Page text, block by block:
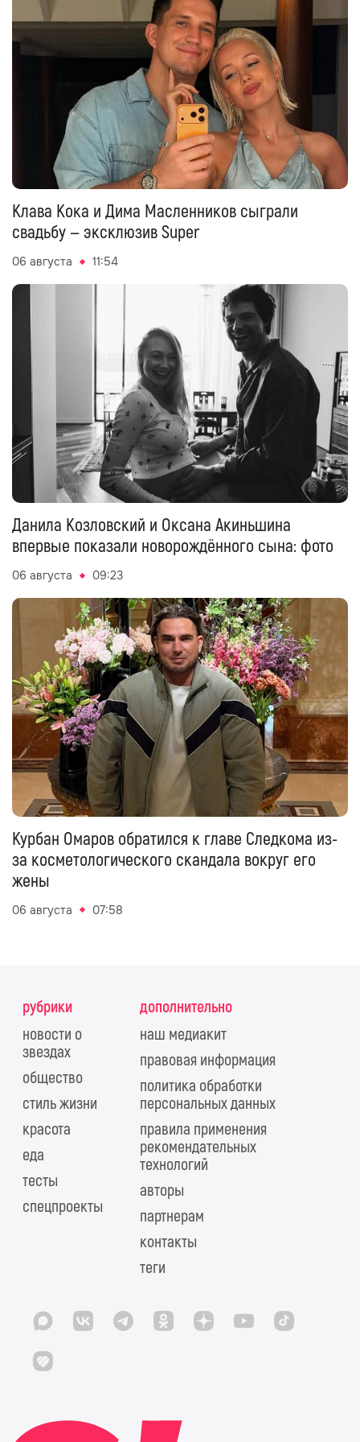
Клава Кока и Дима Масленников сыграли
свадьбу — эксклюзив Super
06 августа 11:54
Данила Козловский и Оксана Акиньшина
впервые показали новорождённого сына: фото
06 августа 09:23
Курбан Омаров обратился к главе Следкома из-
за косметологического скандала вокруг его
жены
06 августа 07:58
рубрики
новости о
звездах
общество
стиль жизни
красота
еда
тесты
спецпроекты
дополнительно
наш медиакит
правовая информация
политика обработки
персональных данных
правила применения
рекомендательных
технологий
авторы
партнерам
контакты
теги